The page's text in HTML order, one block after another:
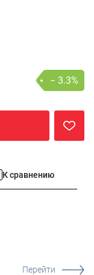
− 3.3%
К сравнению
Перейти